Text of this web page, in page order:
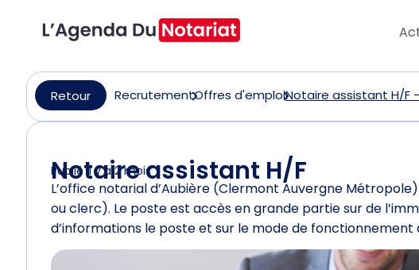
Retour RecrutementOffres d'emploiNotaire assistant H/F
Notaire assistant H/F
Publié il y a 2 mois
L’office notarial d’Aubière (Clermont Auvergne
ou clerc). Le poste est accès en grande partie sur de
d’informations le poste et sur le mode de fonctionnement